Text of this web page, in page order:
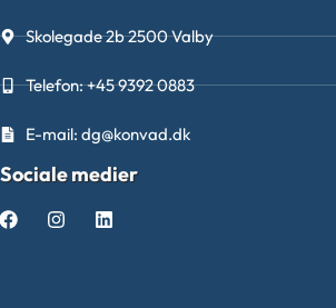
Skolegade 2b 2500 Valby
Telefon: +45 9392 0883
E-mail: dg@konvad.dk
Sociale medier